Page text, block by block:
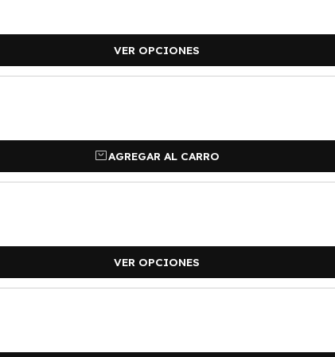
Deberás indicar:
• Qué dientes quieres el
No usamos medidas
Tiempo de fabricación:
15 días hábiles desde que
VER OPCIONES
AGREGAR AL CARRO
VER OPCIONES